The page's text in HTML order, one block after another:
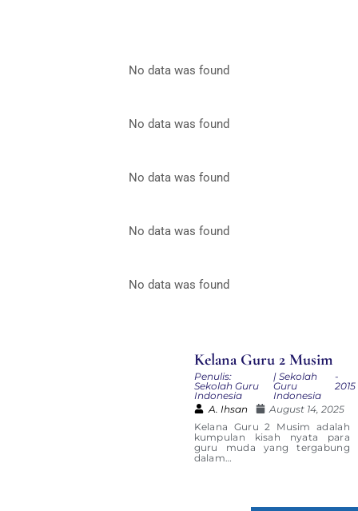
No data was found
No data was found
No data was found
No data was found
No data was found
Kelana Guru 2 Musim
Penulis:
Sekolah Guru
Indonesia
| Sekolah
Guru
Indonesia
-
2015
A. Ihsan
August 14, 2025
Kelana Guru 2 Musim adalah
kumpulan kisah nyata para
guru muda yang tergabung
dalam…